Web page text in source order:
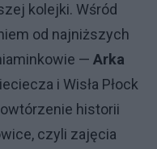
kolejki. Wśród
od najniższych
— Arka
i Wisła Płock
historii
czyli zajęcia